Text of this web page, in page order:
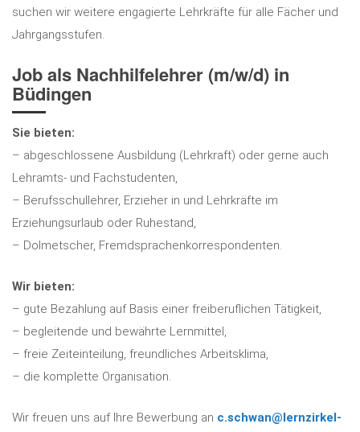
suchen wir weitere engagierte Lehrkräfte für alle Fächer und
Jahrgangsstufen.
Job als Nachhilfelehrer (m/w/d) in
Büdingen
Sie bieten:
– abgeschlossene Ausbildung (Lehrkraft) oder gerne auch
Lehramts- und Fachstudenten,
– Berufsschullehrer, Erzieher in und Lehrkräfte im
Erziehungsurlaub oder Ruhestand,
– Dolmetscher, Fremdsprachenkorrespondenten.
Wir bieten:
– gute Bezahlung auf Basis einer freiberuflichen Tätigkeit,
– begleitende und bewährte Lernmittel,
– freie Zeiteinteilung, freundliches Arbeitsklima,
– die komplette Organisation.
Wir freuen uns auf Ihre Bewerbung an c.schwan@lernzirkel-